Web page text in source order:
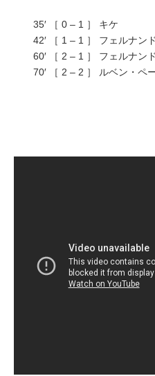
35′ ［ 0 – 1 ］ キケ
42′ ［ 1 – 1 ］ フェルナン
60′ ［ 2 – 1 ］ フェルナン
70′ ［ 2 – 2 ］ ルベン・ペ